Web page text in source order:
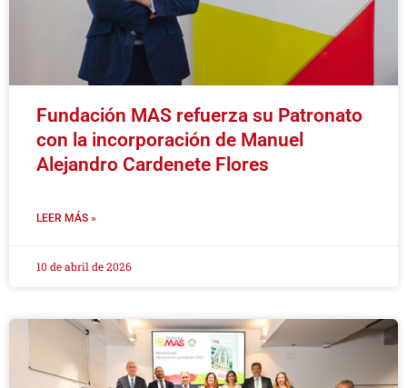
Fundación MAS refuerza su Patronato
con la incorporación de Manuel
Alejandro Cardenete Flores
LEER MÁS »
10 de abril de 2026